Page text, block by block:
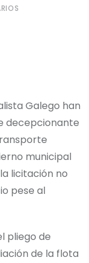
Galego han
decepcionante
municipal
licitación no
pese al
pliego de
de la flota